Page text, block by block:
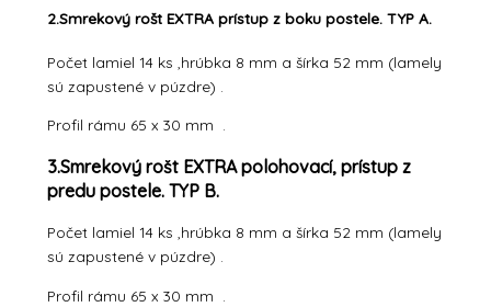
2.Smrekový rošt EXTRA prístup z boku postele. TYP A.
Počet lamiel 14 ks ,hrúbka 8 mm a šírka 52 mm (lamely
sú zapustené v púzdre) .
Profil rámu 65 x 30 mm .
3.Smrekový rošt EXTRA polohovací, prístup z
predu postele. TYP B.
Počet lamiel 14 ks ,hrúbka 8 mm a šírka 52 mm (lamely
sú zapustené v púzdre) .
Profil rámu 65 x 30 mm .